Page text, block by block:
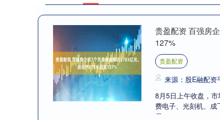
贵盈配资 百强房
127%
贵盈配资
来源：股E融配资
8月5日上午收盘，
费电子、光刻机、
居....